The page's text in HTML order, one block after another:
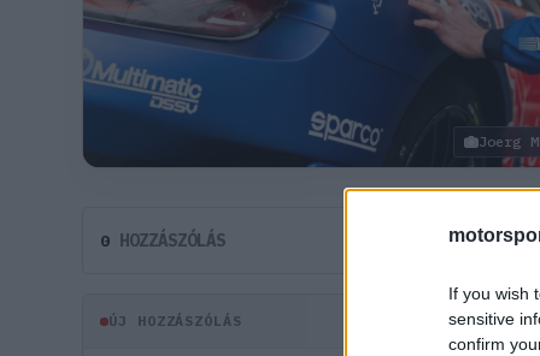
If you wish
sensitive
confirm
Joerg
0 HOZZÁSZÓLÁS
ÚJ HOZZÁSZÓLÁS